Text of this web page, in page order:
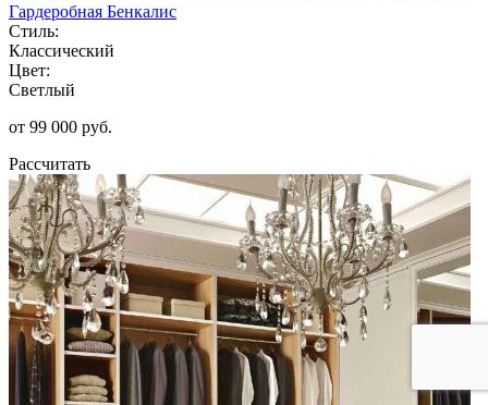
Гардеробная Бенкалис
Стиль:
Классический
Цвет:
Светлый
от 99 000 руб.
Рассчитать